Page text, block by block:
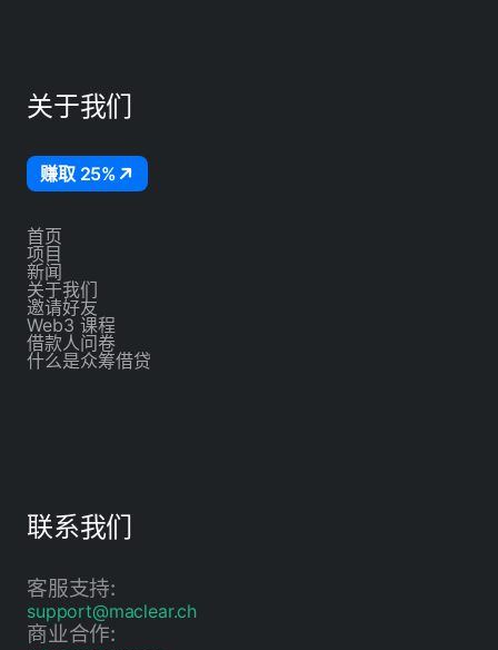
关于我们
赚取 25%
首页
项目
新闻
关于我们
邀请好友
Web3 课程
借款人问卷
什么是众筹借贷
联系我们
客服支持:
support@maclear.ch
商业合作: